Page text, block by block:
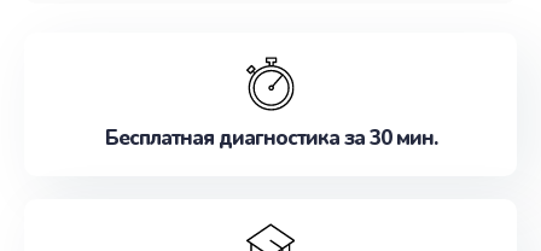
Бесплатная диагностика за 30 мин.